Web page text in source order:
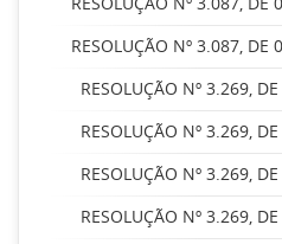
RESOLUÇÃO Nº 3.087, DE
RESOLUÇÃO Nº 3.269,
RESOLUÇÃO Nº 3.269,
RESOLUÇÃO Nº 3.269,
RESOLUÇÃO Nº 3.269,